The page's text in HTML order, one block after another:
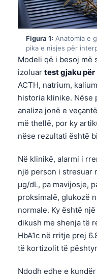
Figura 1: Anatomia e
pika e nisjes për
Modeli që i besoj më
izoluar test gjaku
ACTH, natrium,
historia klinike. Nëse
analiza jonë e veçantë
më thellë, por ky
nëse rezultati është
Në klinikë, alarmi i
një person i stresuar
µg/dL, pa mavijosje,
proksimalë, glukozë
normale. Ky është
dikush me shenja të
HbA1c në rritje prej
të kortizolit të
Ndodh edhe e